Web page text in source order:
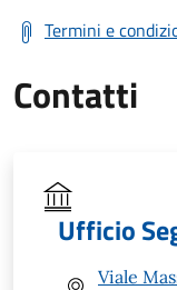
Termini e
Contatti
Ufficio
Viale